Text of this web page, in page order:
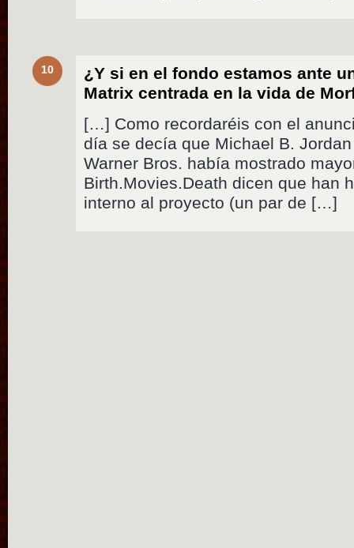
10
¿Y si en el fondo estamos ante
Matrix centrada en la vida de
[…] Como recordaréis con el
día se decía que Michael B.
Warner Bros. había mostrado
Birth.Movies.Death dicen que han
interno al proyecto (un par de […]